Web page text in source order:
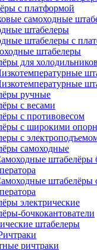
с платформой
самоходные
штабелеры
штабелеры с
штабелеры
для холодильников
ручные
с весами
с противовесом
с широкими
с
самоходные
штабелёры
штабелёры
электрические
бочкокантователи
штабелеры
ричтраки